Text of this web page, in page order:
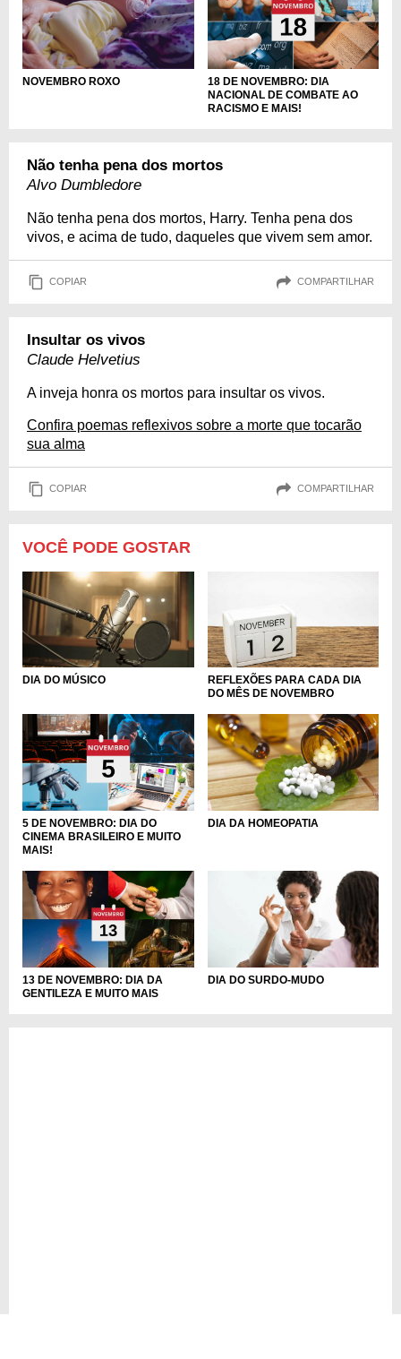
NOVEMBRO ROXO
18 DE NOVEMBRO: DIA
NACIONAL DE COMBATE AO
RACISMO E MAIS!
Não tenha pena dos mortos
Alvo Dumbledore
Não tenha pena dos mortos, Harry. Tenha pena dos
vivos, e acima de tudo, daqueles que vivem sem amor.
COPIAR COMPARTILHAR
Insultar os vivos
Claude Helvetius
A inveja honra os mortos para insultar os vivos.
Confira poemas reflexivos sobre a morte que tocarão
sua alma
COPIAR COMPARTILHAR
VOCÊ PODE GOSTAR
DIA DO MÚSICO
REFLEXÕES PARA CADA DIA
DO MÊS DE NOVEMBRO
5 DE NOVEMBRO: DIA DO
CINEMA BRASILEIRO E MUITO
MAIS!
DIA DA HOMEOPATIA
13 DE NOVEMBRO: DIA DA
GENTILEZA E MUITO MAIS
DIA DO SURDO-MUDO